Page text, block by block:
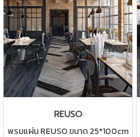
ประชุม
REUSO
พรมแผ่น REUSO ขนาด 25*100cm